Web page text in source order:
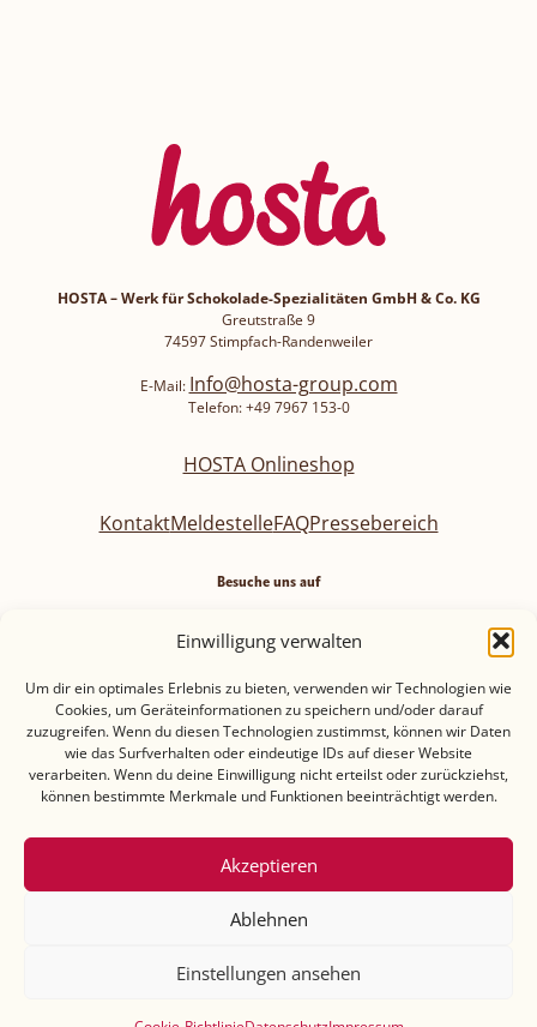
Einwilligung verwalten
Um dir ein optimales Erlebnis zu bieten, verwenden wir Technologien wie
Cookies, um Geräteinformationen zu speichern und/oder darauf
zuzugreifen. Wenn du diesen Technologien zustimmst, können wir Daten
wie das Surfverhalten oder eindeutige IDs auf dieser Website
verarbeiten. Wenn du deine Einwilligung nicht erteilst oder zurückziehst,
können bestimmte Merkmale und Funktionen beeinträchtigt werden.
Akzeptieren
Ablehnen
Einstellungen ansehen
HOSTA – Werk für Schokolade-Spezialitäten GmbH & Co. KG
Greutstraße 9
74597 Stimpfach-Randenweiler
E-Mail: Info@hosta-group.com
Telefon: +49 7967 153-0
HOSTA Onlineshop
KontaktMeldestelleFAQPressebereich
Besuche uns auf
DatenschutzImpressumEinkaufsbedingungen
Cookie-Richtlinie (EU)
Teilnahmebedingungen mit Datenschutzhinweisen-